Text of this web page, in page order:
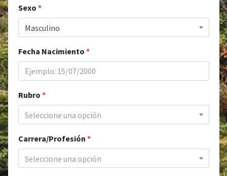
Sexo *
Masculino
Fecha Nacimiento *
Rubro *
Seleccione una opción
Carrera/Profesión *
Seleccione una opción